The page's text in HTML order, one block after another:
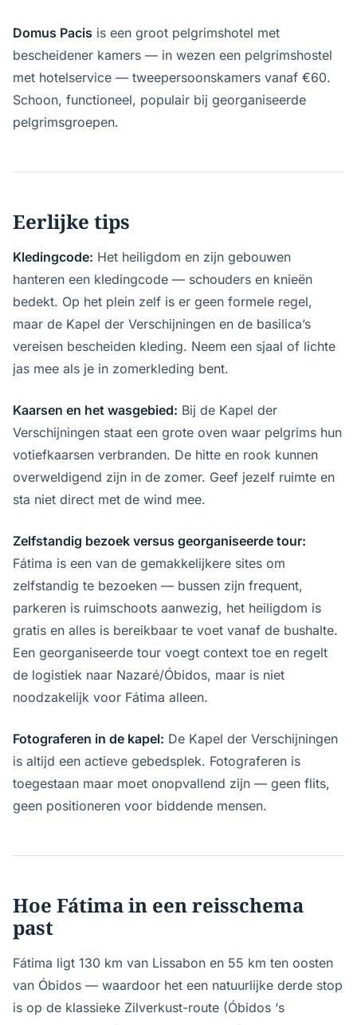
Domus Pacis is een groot pelgrimshotel met
bescheidener kamers — in wezen een pelgrimshostel
met hotelservice — tweepersoonskamers vanaf €60.
Schoon, functioneel, populair bij georganiseerde
pelgrimsgroepen.
Eerlijke tips
Kledingcode: Het heiligdom en zijn gebouwen
hanteren een kledingcode — schouders en knieën
bedekt. Op het plein zelf is er geen formele regel,
maar de Kapel der Verschijningen en de basilica’s
vereisen bescheiden kleding. Neem een sjaal of lichte
jas mee als je in zomerkleding bent.
Kaarsen en het wasgebied: Bij de Kapel der
Verschijningen staat een grote oven waar pelgrims hun
votief­kaarsen verbranden. De hitte en rook kunnen
overweldigend zijn in de zomer. Geef jezelf ruimte en
sta niet direct met de wind mee.
Zelfstandig bezoek versus georganiseerde tour:
Fátima is een van de gemakkelijkere sites om
zelfstandig te bezoeken — bussen zijn frequent,
parkeren is ruimschoots aanwezig, het heiligdom is
gratis en alles is bereikbaar te voet vanaf de bushalte.
Een georganiseerde tour voegt context toe en regelt
de logistiek naar Nazaré/Óbidos, maar is niet
noodzakelijk voor Fátima alleen.
Fotograferen in de kapel: De Kapel der Verschijningen
is altijd een actieve gebedsplek. Fotograferen is
toegestaan maar moet onopvallend zijn — geen flits,
geen positioneren voor biddende mensen.
Hoe Fátima in een reisschema
past
Fátima ligt 130 km van Lissabon en 55 km ten oosten
van Óbidos — waardoor het een natuurlijke derde stop
is op de klassieke Zilverkust-route (Óbidos ‘s